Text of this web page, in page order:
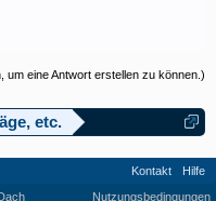
eine Antwort erstellen zu können.)
etc.
Kontakt
Hilfe
Nutzungsbedingungen